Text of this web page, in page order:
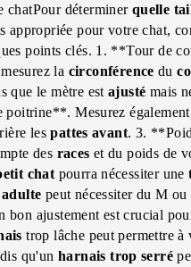
chatPour déterminer quelle
appropriée pour votre chat,
points clés. 1. **Tour de
la circonférence du
que le mètre estajusté mais
Mesurez également
lespattes avant. 3.
des races et du poids de
chat pourra nécessiter une
peut nécessiter du M
bon ajustement est crucial
trop lâche peut permettre à
qu'un harnais trop serré